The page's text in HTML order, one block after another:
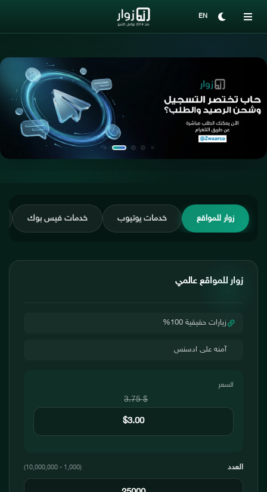
EN
زوار للمواقع خدمات يوتيوب خدمات فيس بوك
زوار للمواقع عالمي
زيارات حقيقية 100%
آمنه على ادسنس
السعر
$ 3.75
العدد (1,000 - 10,000,000)